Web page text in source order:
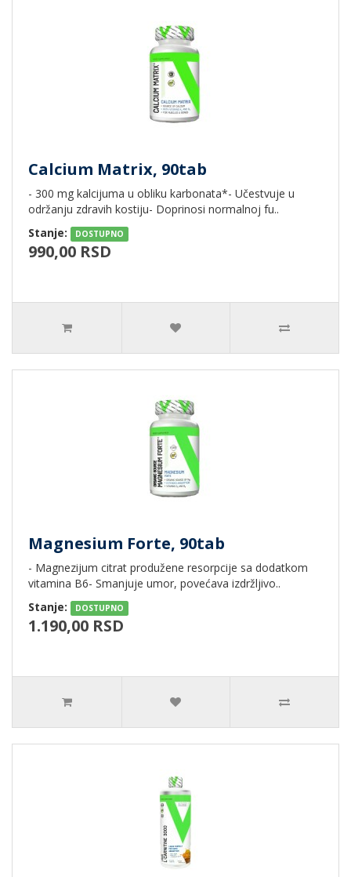
Calcium Matrix, 90tab
- 300 mg kalcijuma u obliku karbonata*- Učestvuje u
održanju zdravih kostiju- Doprinosi normalnoj fu..
Stanje:
DOSTUPNO
990,00 RSD
Magnesium Forte, 90tab
- Magnezijum citrat produžene resorpcije sa dodatkom
vitamina B6- Smanjuje umor, povećava izdržljivo..
Stanje:
DOSTUPNO
1.190,00 RSD